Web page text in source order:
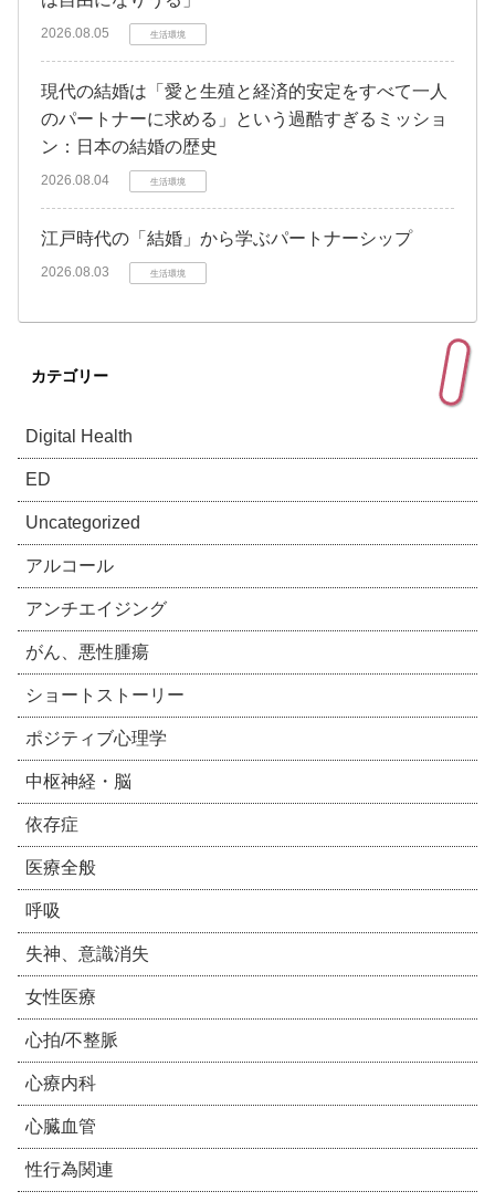
2026.08.05 生活環境
現代の結婚は「愛と生殖と経済的安定をすべて一人
のパートナーに求める」という過酷すぎるミッショ
ン：日本の結婚の歴史
2026.08.04 生活環境
江戸時代の「結婚」から学ぶパートナーシップ
2026.08.03 生活環境
カテゴリー
Digital Health
ED
Uncategorized
アルコール
アンチエイジング
がん、悪性腫瘍
ショートストーリー
ポジティブ心理学
中枢神経・脳
依存症
医療全般
呼吸
失神、意識消失
女性医療
心拍/不整脈
心療内科
心臓血管
性行為関連